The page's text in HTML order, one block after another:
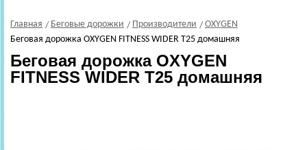
Главная Беговые дорожки Производители
OXYGEN
Беговая дорожка OXYGEN FITNESS WIDER T25 домашняя
Беговая дорожка OXYGEN
FITNESS WIDER T25 домашняя